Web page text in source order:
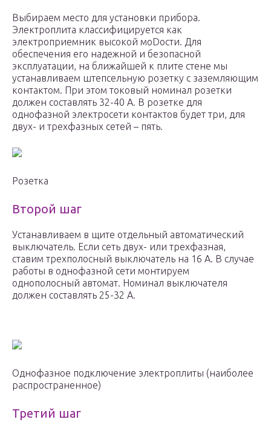
Выбираем место для установки прибора.
Электроплита классифицируется как
электроприемник высокой моDости. Для
обеспечения его надежной и безопасной
эксплуатации, на ближайшей к плите стене мы
устанавливаем штепсельную розетку с заземляющим
контактом. При этом токовый номинал розетки
должен составлять 32-40 А. В розетке для
однофазной электросети контактов будет три, для
двух- и трехфазных сетей – пять.
Розетка
Второй шаг
Устанавливаем в щите отдельный автоматический
выключатель. Если сеть двух- или трехфазная,
ставим трехполосный выключатель на 16 А. В случае
работы в однофазной сети монтируем
однополосный автомат. Номинал выключателя
должен составлять 25-32 А.
Однофазное подключение электроплиты (наиболее
распространенное)
Третий шаг